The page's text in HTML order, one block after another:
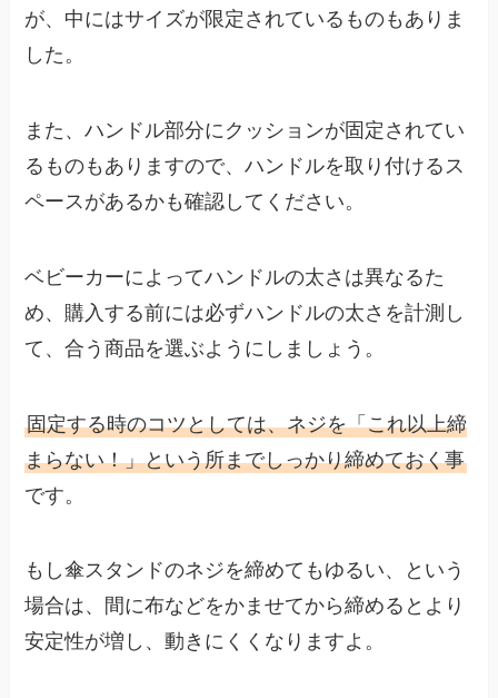
が、中にはサイズが限定されているものもありま
した。
また、ハンドル部分にクッションが固定されてい
るものもありますので、ハンドルを取り付けるス
ペースがあるかも確認してください。
ベビーカーによってハンドルの太さは異なるた
め、購入する前には必ずハンドルの太さを計測し
て、合う商品を選ぶようにしましょう。
固定する時のコツとしては、ネジを「これ以上締
まらない！」という所までしっかり締めておく事
です。
もし傘スタンドのネジを締めてもゆるい、という
場合は、間に布などをかませてから締めるとより
安定性が増し、動きにくくなりますよ。